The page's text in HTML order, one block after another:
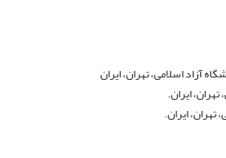
آزاد اسلامی، تهران، ایران
ایران.
ایران.